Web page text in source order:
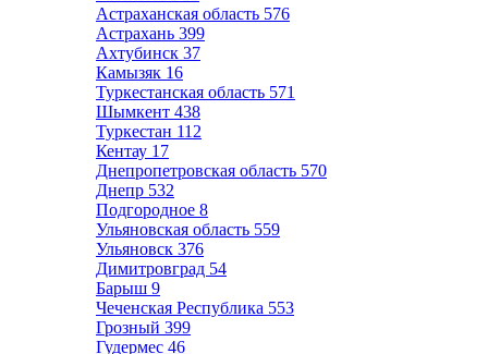
Астраханская область 576
Астрахань 399
Ахтубинск 37
Камызяк 16
Туркестанская область 571
Шымкент 438
Туркестан 112
Кентау 17
Днепропетровская область 570
Днепр 532
Подгородное 8
Ульяновская область 559
Ульяновск 376
Димитровград 54
Барыш 9
Чеченская Республика 553
Грозный 399
Гудермес 46